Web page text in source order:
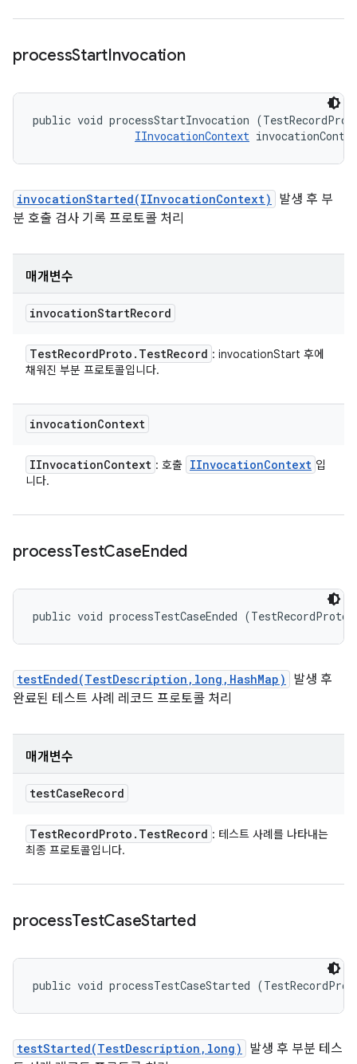
processStartInvocation
public void processStartInvocation
IInvocationContext
invocationStarted(IInvocationContext)
발생 후 부
분 호출 검사 기록 프로토콜 처리
매개변수
invocationStartRecord
TestRecordProto . TestRecord : invocationStart 후에
채워진 부분 프로토콜입니다.
invocationContext
IInvocationContext : 호출 IInvocationContext 입
니다.
processTestCaseEnded
public void processTestCaseEnded
testEnded(TestDescription,long,HashMap)
발생 후
완료된 테스트 사례 레코드 프로토콜 처리
매개변수
testCaseRecord
TestRecordProto . TestRecord : 테스트 사례를 나타내는
최종 프로토콜입니다.
processTestCaseStarted
public void processTestCaseStarted
testStarted(TestDescription,long)
발생 후 부분 테스